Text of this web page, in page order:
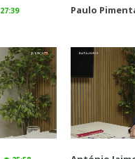
27:39 Paulo